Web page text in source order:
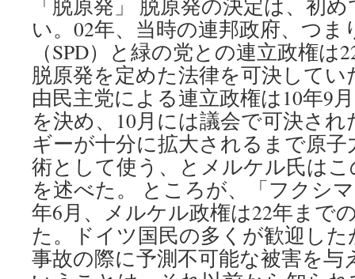
「脱原発」 脱原発の決定は、初
い。02年、当時の連邦政府、つま
（SPD）と緑の党との連立政権
脱原発を定めた法律を可決してい
由民主党による連立政権は10年9
を決め、10月には議会で可決さ
ギーが十分に拡大されるまで原
術として使う、とメルケル氏は
を述べた。 ところが、「フクシ
年6月、メルケル政権は22年まで
た。ドイツ国民の多くが歓迎し
事故の際に予測不可能な被害を与